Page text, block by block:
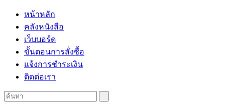
หน้าหลัก
คลังหนังสือ
เว็บบอร์ด
ขั้นตอนการสั่งซื้อ
แจ้งการชำระเงิน
ติดต่อเรา